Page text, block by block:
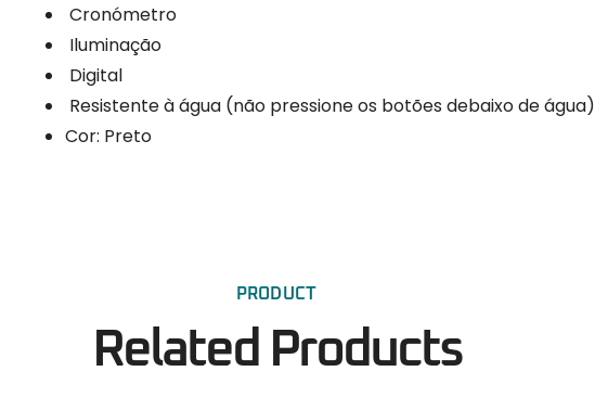
Cronómetro
Iluminação
Digital
Resistente à água (não pressione os botões debaixo de água)
Cor: Preto
PRODUCT
Related Products